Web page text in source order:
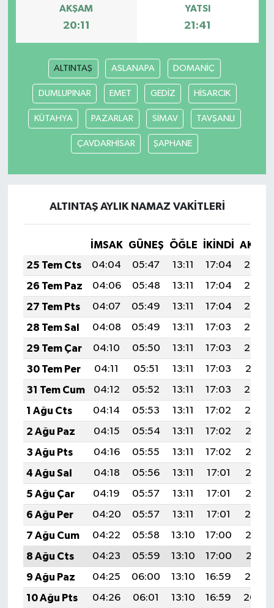
AKŞAM
20:11
YATSI
21:41
ALTINTAŞ ASLANAPA DOMANİÇ
DUMLUPINAR EMET GEDİZ HİSARCIK
KÜTAHYA PAZARLAR SİMAV TAVŞANLI
ÇAVDARHİSAR ŞAPHANE
ALTINTAŞ AYLIK NAMAZ VAKITLERI
İMSAK GÜNEŞ ÖĞLE İKINDI
25 Tem Cts
04:04 05:47 13:11 17:04
20:25
26 Tem Paz
04:06 05:48 13:11 17:04
20:25
27 Tem Pts
04:07 05:49 13:11 17:04
20:24
28 Tem Sal
04:08 05:49 13:11 17:03
20:23
29 Tem Çar
04:10 05:50 13:11 17:03
20:22
30 Tem Per
04:11 05:51 13:11 17:03
20:21
31 Tem Cum
04:12 05:52 13:11 17:03
20:20
1 Ağu Cts
04:14 05:53 13:11 17:02
20:19
2 Ağu Paz
04:15 05:54 13:11 17:02
20:18
3 Ağu Pts
04:16 05:55 13:11 17:02
20:17
4 Ağu Sal
04:18 05:56 13:11 17:01
20:16
5 Ağu Çar
04:19 05:57 13:11 17:01
20:15
6 Ağu Per
04:20 05:57 13:11 17:01
20:14
7 Ağu Cum
04:22 05:58 13:10 17:00
20:13
8 Ağu Cts
04:23 05:59 13:10 17:00
20:11
9 Ağu Paz
04:25 06:00 13:10 16:59
20:10
10 Ağu Pts
04:26 06:01 13:10 16:59
20:09